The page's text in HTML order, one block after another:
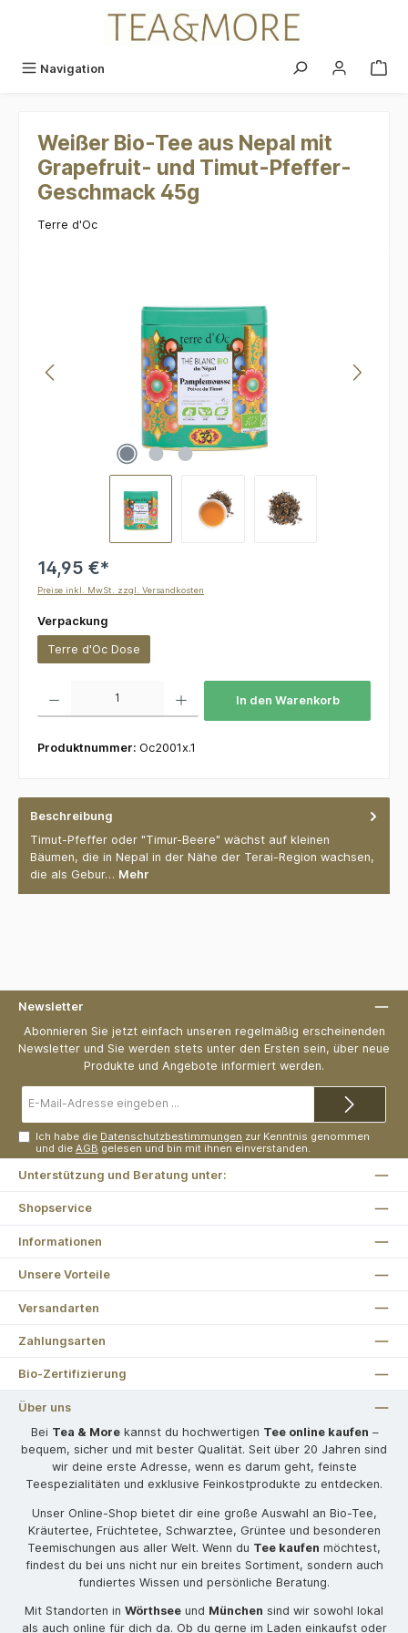
Navigation
Weißer Bio-Tee aus Nepal mit
Grapefruit- und Timut-Pfeffer-
Geschmack 45g
Terre d'Oc
14,95 €*
Preise inkl. MwSt. zzgl. Versandkosten
Verpackung
Terre d'Oc Dose
In den Warenkorb
Produktnummer: Oc2001x.1
Beschreibung
Timut-Pfeffer oder "Timur-Beere" wächst auf kleinen
Bäumen, die in Nepal in der Nähe der Terai-Region wachsen,
die als Gebur… Mehr
Newsletter
Abonnieren Sie jetzt einfach unseren regelmäßig erscheinenden
Newsletter und Sie werden stets unter den Ersten sein, über neue
Produkte und Angebote informiert werden.
Mail-
Ich habe die Datenschutzbestimmungen zur Kenntnis genommen
und dieAGB gelesen und bin mit ihnen einverstanden.
Unterstützung und Beratung unter:
Shopservice
Informationen
Unsere Vorteile
Versandarten
Zahlungsarten
Bio-Zertifizierung
Über uns
Bei Tea & Morekannst du hochwertigen Tee online kaufen –
bequem, sicher und mit bester Qualität. Seit über 20 Jahren sind
wir deine erste Adresse, wenn es darum geht, feinste
Teespezialitäten und exklusive Feinkostprodukte zu entdecken.
Unser Online-Shop bietet dir eine große Auswahl an Bio-Tee,
Kräutertee, Früchtetee, Schwarztee, Grüntee und besonderen
Teemischungen aus aller Welt. Wenn du Tee kaufen möchtest,
findest du bei uns nicht nur ein breites Sortiment, sondern auch
fundiertes Wissen und persönliche Beratung.
Mit Standorten in Wörthsee und München sind wir sowohl lokal
als auch online für dich da. Ob du gerne im Laden einkaufst oder